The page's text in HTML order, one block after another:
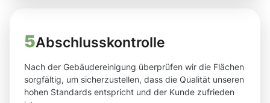
5Abschlusskontrolle
Nach der Gebäudereinigung überprüfen wir die Flächen
sorgfältig, um sicherzustellen, dass die Qualität unseren
hohen Standards entspricht und der Kunde zufrieden